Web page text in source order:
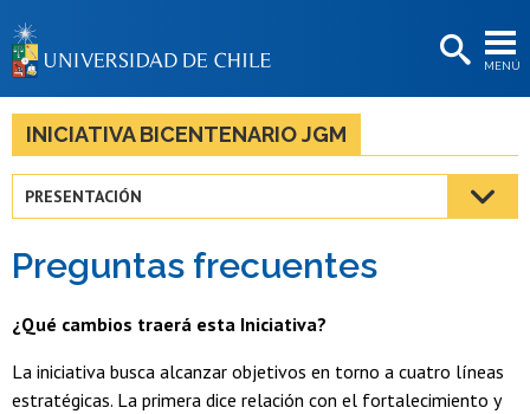
MENÚ
BIBLIOTECAS
LA UNIVERSIDAD
Estudiantes
Académicas/os
Funcionarias/os
Egresadas/os
INICIATIVA BICENTENARIO JGM
PRESENTACIÓN
Preguntas frecuentes
¿Qué cambios traerá esta Iniciativa?
La iniciativa busca alcanzar objetivos en torno a cuatro líneas
estratégicas. La primera dice relación con el fortalecimiento y